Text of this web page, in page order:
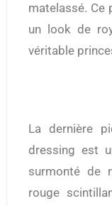
matelassé. Ce
un look de
véritable
La dernière pièce de la collection et de ce
dressing est
surmonté de
rouge